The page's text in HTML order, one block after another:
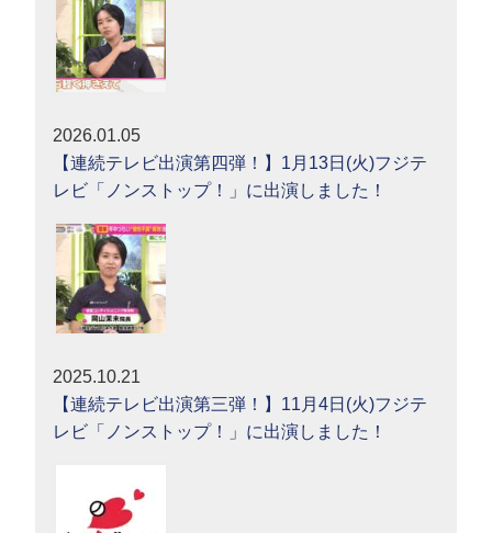
2026.01.05
【連続テレビ出演第四弾！】1月13日(火)フジテ
レビ「ノンストップ！」に出演しました！
2025.10.21
【連続テレビ出演第三弾！】11月4日(火)フジテ
レビ「ノンストップ！」に出演しました！